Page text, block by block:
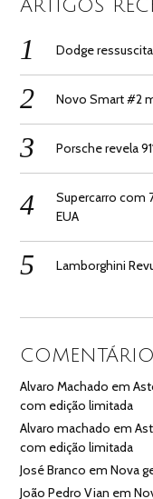
ARTIGOS
Dodge
Novo Smart #2
Porsche revela
Supercarro com
EUA
Lamborghini
Alvaro Machado em
com edição limitada
Alvaro machado em
com edição limitada
José Branco emNova
João Pedro Vian em